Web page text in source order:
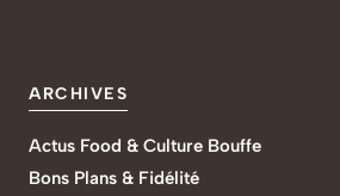
ARCHIVES
Actus Food & Culture Bouffe
Bons Plans & Fidélité